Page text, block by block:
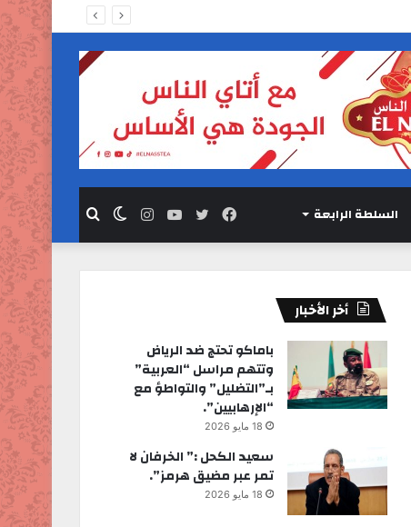
السلطة الرابعة
عن
الوضع
المظلم
انستقرام يوتيوب تويتر
فيسبوك
أخر الأخبار
باماكو تحتج ضد الرياض
وتتهم مراسل “العربية”
بـ”التضليل” والتواطؤ مع
“الإرهابيين”.
18 مايو 2026
سعيد الكحل :” الخرفان لا
تمر عبر مضيق هرمز”.
18 مايو 2026